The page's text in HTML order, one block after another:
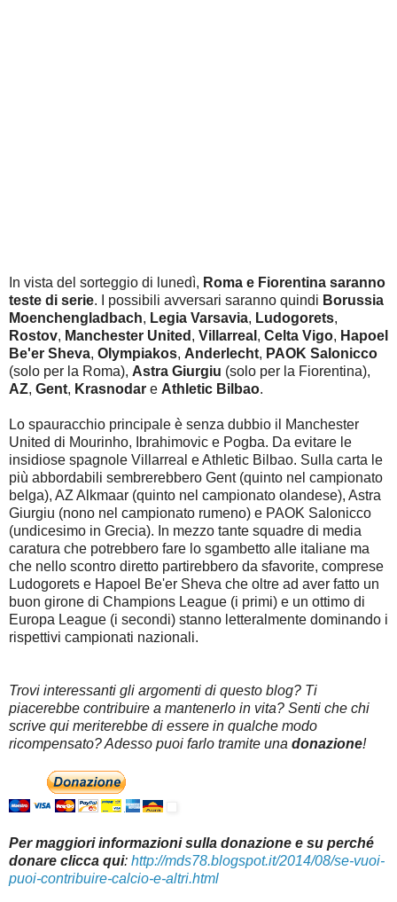
In vista del sorteggio di lunedì, Roma e Fiorentina saranno
teste di serie. I possibili avversari saranno quindi Borussia
Moenchengladbach, Legia Varsavia, Ludogorets,
Rostov, Manchester United , Villarreal , Celta Vigo, Hapoel
Be'er Sheva, Olympiakos, Anderlecht, PAOK Salonicco
(solo per la Roma), Astra Giurgiu (solo per la Fiorentina),
AZ, Gent, Krasnodar e Athletic Bilbao.
Lo spauracchio principale è senza dubbio il Manchester
United di Mourinho, Ibrahimovic e Pogba. Da evitare le
insidiose spagnole Villarreal e Athletic Bilbao. Sulla carta le
più abbordabili sembrerebbero Gent (quinto nel campionato
belga), AZ Alkmaar (quinto nel campionato olandese), Astra
Giurgiu (nono nel campionato rumeno) e PAOK Salonicco
(undicesimo in Grecia). In mezzo tante squadre di media
caratura che potrebbero fare lo sgambetto alle italiane ma
che nello scontro diretto partirebbero da sfavorite, comprese
Ludogorets e Hapoel Be'er Sheva che oltre ad aver fatto un
buon girone di Champions League (i primi) e un ottimo di
Europa League (i secondi) stanno letteralmente dominando i
rispettivi campionati nazionali.
Trovi interessanti gli argomenti di questo blog? Ti
piacerebbe contribuire a mantenerlo in vita? Senti che chi
scrive qui meriterebbe di essere in qualche modo
ricompensato? Adesso puoi farlo tramite una donazione!
Per maggiori informazioni sulla donazione e su perché
donare clicca qui: http://mds78.blogspot.it/2014/08/se-vuoi-
puoi-contribuire-calcio-e-altri.html